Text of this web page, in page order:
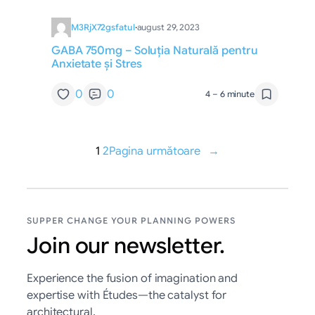
M3RjX72gsfatul·august 29, 2023
GABA 750mg – Soluția Naturală pentru
Anxietate și Stres
0 0 4 – 6 minute
1 2Pagina următoare →
SUPPER CHANGE YOUR PLANNING POWERS
Join our newsletter.
Experience the fusion of imagination and
expertise with Études—the catalyst for
architectural.